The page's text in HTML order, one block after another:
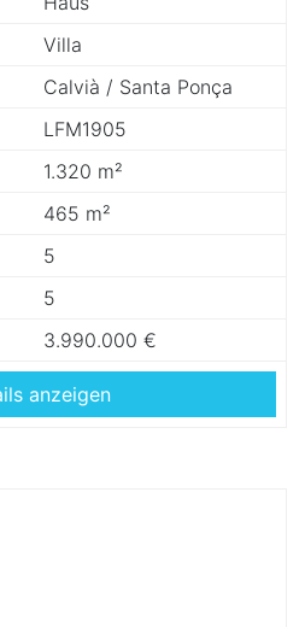
Villa
Calvià / Santa Ponça
LFM1905
1.320 m²
465 m²
5
5
3.990.000 €
anzeigen